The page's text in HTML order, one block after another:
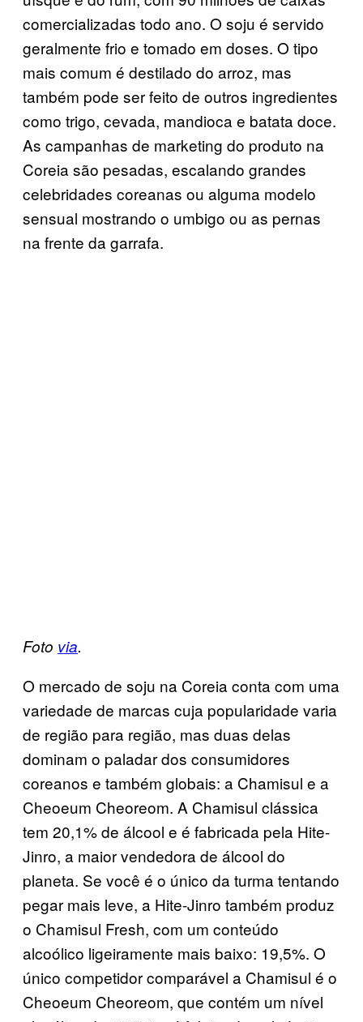
comercializadas todo ano. O soju é servido
geralmente frio e tomado em doses. O tipo
mais comum é destilado do arroz, mas
também pode ser feito de outros ingredientes
como trigo, cevada, mandioca e batata doce.
As campanhas de marketing do produto na
Coreia são pesadas, escalando grandes
celebridades coreanas ou alguma modelo
sensual mostrando o umbigo ou as pernas
na frente da garrafa.
Foto via.
O mercado de soju na Coreia conta com uma
variedade de marcas cuja popularidade varia
de região para região, mas duas delas
dominam o paladar dos consumidores
coreanos e também globais: a Chamisul e a
Cheoeum Cheoreom. A Chamisul clássica
tem 20,1% de álcool e é fabricada pela Hite-
Jinro, a maior vendedora de álcool do
planeta. Se você é o único da turma tentando
pegar mais leve, a Hite-Jinro também produz
o Chamisul Fresh, com um conteúdo
alcoólico ligeiramente mais baixo: 19,5%. O
único competidor comparável a Chamisul é o
Cheoeum Cheoreom, que contém um nível